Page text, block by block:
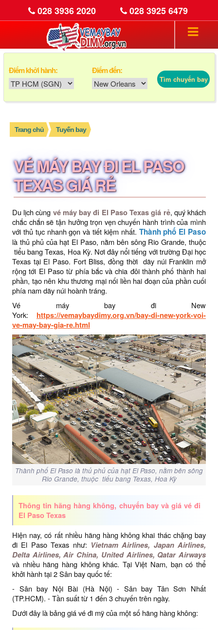
028 3936 2020 028 3925 6479
Điểm khởi hành: Điểm đến:
Tìm chuyến bay
Trang chủ Tuyến bay
VÉ MÁY BAY ĐI EL PASO
TEXAS GIÁ RẺ
Du lịch cùng vé máy bay đi El Paso Texas giá rẻ, quý khách
chắc chắn sẽ tận hưởng trọn vẹn chuyến hành trình của mình
với thủ tục nhanh gọn và tiết kiệm nhất. Thành phố El Paso
là thủ phủ của hạt El Paso, nằm bên sông Rio Grande, thuộc
tiểu bang Texas, Hoa Kỳ. Nơi đây nổi tiếng với trường Đại học
Texas tại El Paso. Fort Bliss, đồng thời dãy núi Franklin mở
rộng tới El Paso từ phía bắc và chia đôi thành phố thành hai
phần, tạo nên khu thương mại nối liền hai đoạn của phần cuối
phía nam dãy núi hoành tráng.
Vé máy bay đi New
York: https://vemaybaydimy.org.vn/bay-di-new-york-voi-
ve-may-bay-gia-re.html
Thành phố El Paso là thủ phủ của hạt El Paso, nằm bên sông
Rio Grande, thuộc tiểu bang Texas, Hoa Kỳ
Thông tin hãng hàng không, chuyến bay và giá vé đi
El Paso Texas
Hiện nay, có rất nhiều hãng hàng không khai thác chặng bay
đi El Paso Texas như: Vietnam Airlines, Japan Airlines,
Delta Airlines, Air China, United Airlines, Qatar Airways
và nhiều hãng hàng không khác. Tại Việt Nam, bạn có thể
khởi hành tại 2 Sân bay quốc tế:
- Sân bay Nội Bài (Hà Nội) - Sân bay Tân Sơn Nhất
(TP.HCM). - Tần suất từ 1 đến 3 chuyến trên ngày.
Dưới đây là bảng giá vé đi mỹ của một số hãng hàng không: